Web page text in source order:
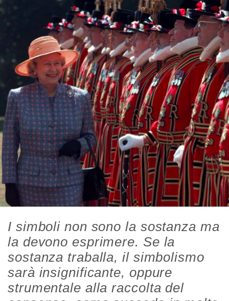
I simboli non sono la sostanza ma
la devono esprimere. Se la
sostanza traballa, il simbolismo
sarà insignificante, oppure
strumentale alla raccolta del